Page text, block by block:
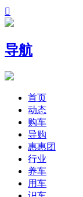

导航
首页
动态
购车
导购
惠惠团
行业
养车
用车